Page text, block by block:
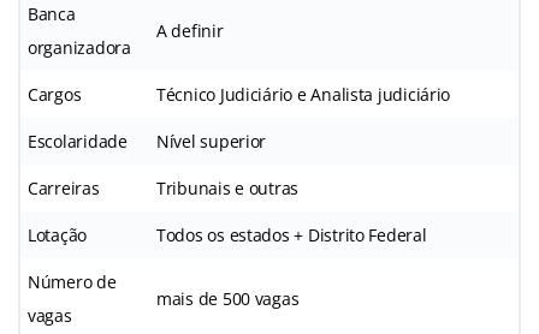
Banca
organizadora
A definir
Cargos Técnico Judiciário e Analista judiciário
Escolaridade Nível superior
Carreiras Tribunais e outras
Lotação Todos os estados + Distrito Federal
Número de
vagas
mais de 500 vagas